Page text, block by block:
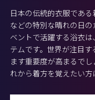
日本の伝統的衣服であ
などの特別な晴れの日
ベントで活躍する浴衣
テムです。世界が注目
ます重要度が高まるで
れから着方を覚えたい方